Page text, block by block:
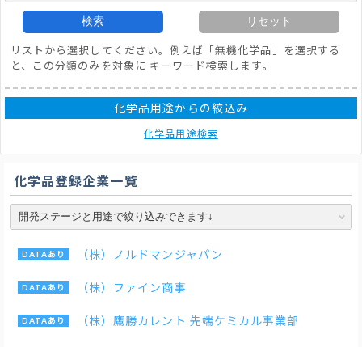
検索 リセット
リストから選択してください。例えば「無機化学品」を選択する
と、この分類のみを対象に キーワード検索します。
化学品用途からの絞込み
化学品用途検索
化学品登録企業一覧
（株）ノルドマンジャパン
（株）ファイン商事
（株）鷹勝カレント 先端ケミカル事業部